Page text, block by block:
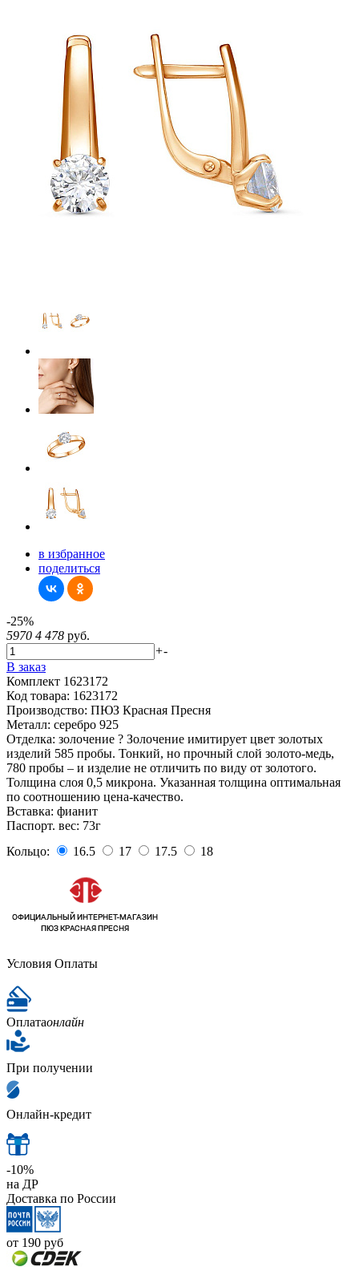
в избранное
поделиться
-25%
5970 4 478 руб.
+-
В заказ
Комплект 1623172
Код товара: 1623172
Производство: ПЮЗ Красная Пресня
Металл: серебро 925
Отделка: золочение ? Золочение имитирует цвет золотых
изделий 585 пробы. Тонкий, но прочный слой золото-медь,
780 пробы – и изделие не отличить по виду от золотого.
Толщина слоя 0,5 микрона. Указанная толщина оптимальная
по соотношению цена-качество.
Вставка: фианит
Паспорт. вес: 73г
Кольцо:
16.5 17 17.5 18
Условия Оплаты
Оплатаонлайн
При получении
Онлайн-кредит
-10%
на ДР
Доставка по России
от 190 руб